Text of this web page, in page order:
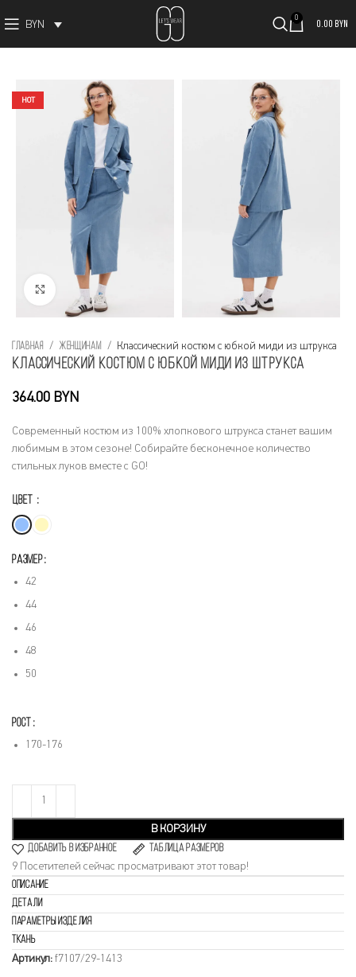
BYN
0
0.00 BYN
HOT
Увеличить изображение
Главная Женщинам Классический костюм с юбкой миди из штрукса
Классический костюм с юбкой миди из штрукса
BYN
Современный костюм из 100% хлопкового штрукса станет вашим
любимым в этом сезоне! Собирайте бесконечное количество
стильных луков вместе с GO!
ЦВЕТ
РАЗМЕР
42
44
46
48
50
РОСТ
170-176
В КОРЗИНУ
Добавить в избранное Таблица размеров
9 Посетителей сейчас просматривают этот товар!
Описание
Детали
Параметры изделия
Ткань
Артикул: f7107/29-1413